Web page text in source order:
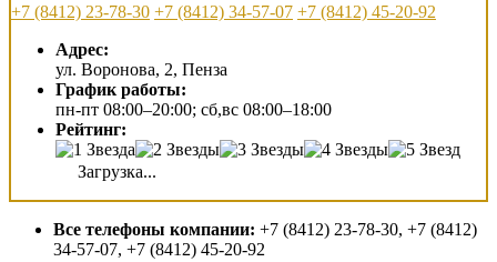
+7 (8412) 23-78-30 +7 (8412) 34-57-07 +7 (8412) 45-20-92
Адрес:
ул. Воронова, 2, Пенза
График работы:
пн-пт 08:00–20:00; сб,вс 08:00–18:00
Рейтинг:
Загрузка...
Все телефоны компании: +7 (8412) 23-78-30, +7 (8412)
34-57-07, +7 (8412) 45-20-92